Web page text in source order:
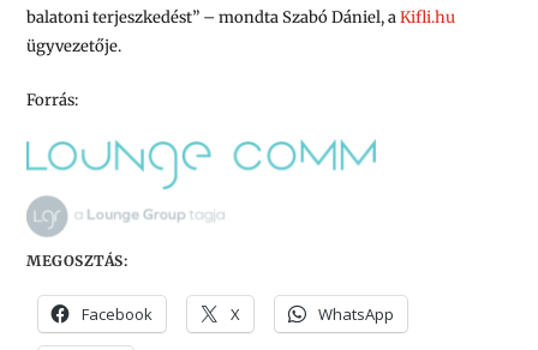
balatoni terjeszkedést” – mondta Szabó Dániel, aKifli.hu
ügyvezetője.
Forrás:
MEGOSZTÁS:
Facebook X WhatsApp